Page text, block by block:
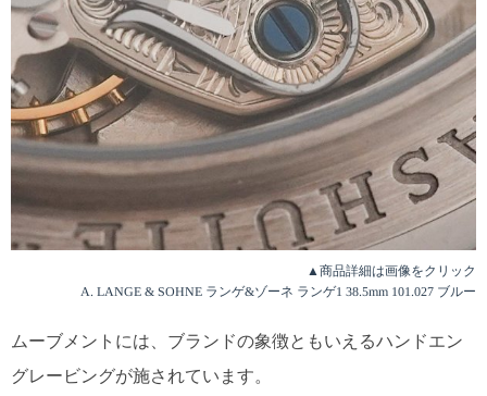
▲商品詳細は画像をクリック
A. LANGE & SOHNE ランゲ&ゾーネ ランゲ1 38.5mm 101.027 ブルー
ムーブメントには、ブランドの象徴ともいえるハンドエン
グレービングが施されています。